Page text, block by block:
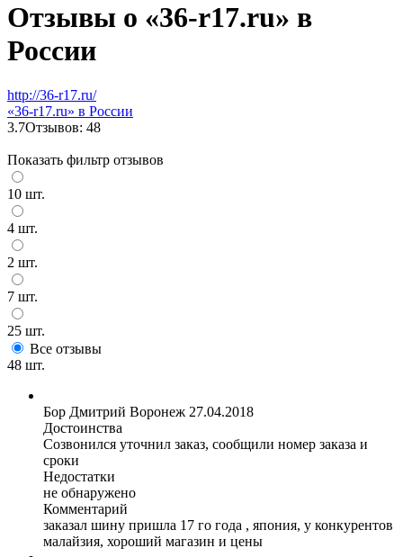
Отзывы о «36-r17.ru» в
России
http://36-r17.ru/
«36-r17.ru» в России
3.7Отзывов: 48
Показать фильтр отзывов
10 шт.
4 шт.
2 шт.
7 шт.
25 шт.
Все отзывы
48 шт.
Бор Дмитрий Воронеж 27.04.2018
Достоинства
Созвонился уточнил заказ, сообщили номер заказа и
сроки
Недостатки
не обнаружено
Комментарий
заказал шину пришла 17 го года , япония, у конкурентов
малайзия, хороший магазин и цены